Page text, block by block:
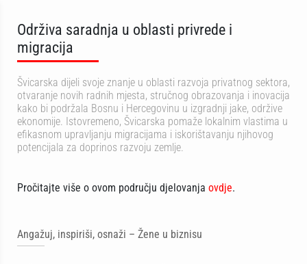
Održiva saradnja u oblasti privrede i
migracija
Švicarska dijeli svoje znanje u oblasti razvoja privatnog sektora,
otvaranje novih radnih mjesta, stručnog obrazovanja i inovacija
kako bi podržala Bosnu i Hercegovinu u izgradnji jake, održive
ekonomije. Istovremeno, Švicarska pomaže lokalnim vlastima u
efikasnom upravljanju migracijama i iskorištavanju njihovog
potencijala za doprinos razvoju zemlje.
Pročitajte više o ovom području djelovanja ovdje.
Angažuj, inspiriši, osnaži – Žene u biznisu